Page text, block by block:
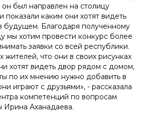
он был направлен на столицу
показали каким они хотят видеть
будущем. Благодаря полученному
мы хотим провести конкурс более
заявки со всей республики.
что они в своих рисунках
хотят видеть двор рядом с домом,
по их мнению нужно добавить в
играют с друзьями», - рассказала
компетенций по вопросам
Ирина Аханадаева.